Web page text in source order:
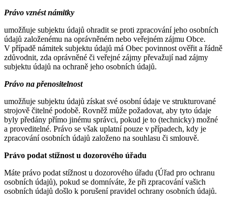
Právo vznést námitky
umožňuje subjektu údajů ohradit se proti zpracování jeho osobních
údajů založenému na oprávněném nebo veřejném zájmu Obce.
V případě námitek subjektu údajů má Obec povinnost ověřit a řádně
zdůvodnit, zda oprávněné či veřejné zájmy převažují nad zájmy
subjektu údajů na ochraně jeho osobních údajů.
Právo na přenositelnost
umožňuje subjektu údajů získat své osobní údaje ve strukturované
strojově čitelné podobě. Rovněž může požadovat, aby tyto údaje
byly předány přímo jinému správci, pokud je to (technicky) možné
a proveditelné. Právo se však uplatní pouze v případech, kdy je
zpracování osobních údajů založeno na souhlasu či smlouvě.
Právo podat stížnost u dozorového úřadu
Máte právo podat stížnost u dozorového úřadu (Úřad pro ochranu
osobních údajů), pokud se domníváte, že při zpracování vašich
osobních údajů došlo k porušení pravidel ochrany osobních údajů.